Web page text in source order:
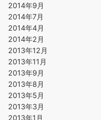
2014年9月
2014年7月
2014年4月
2014年2月
2013年12月
2013年11月
2013年9月
2013年8月
2013年5月
2013年3月
2013年1月